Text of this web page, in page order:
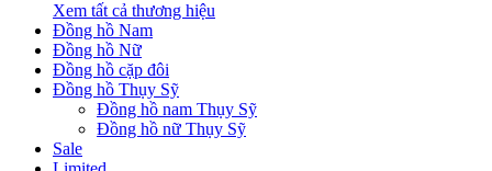
Xem tất cả thương hiệu
Đồng hồ Nam
Đồng hồ Nữ
Đồng hồ cặp đôi
Đồng hồ Thụy Sỹ
Đồng hồ nam Thụy Sỹ
Đồng hồ nữ Thụy Sỹ
Sale